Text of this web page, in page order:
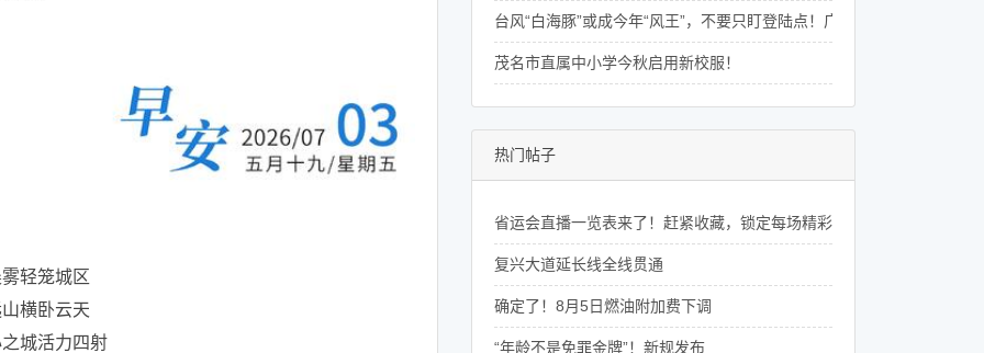
轻笼城区
横卧云天
城活力四射
台风“白海豚”或成今年“风王”，不要只盯登陆点！广东8月还将有4次降
茂名市直属中小学今秋启用新校服！
热门帖子
省运会直播一览表来了！赶紧收藏，锁定每场精彩赛事 →
复兴大道延长线全线贯通
确定了！8月5日燃油附加费下调
“年龄不是免罪金牌”！新规发布